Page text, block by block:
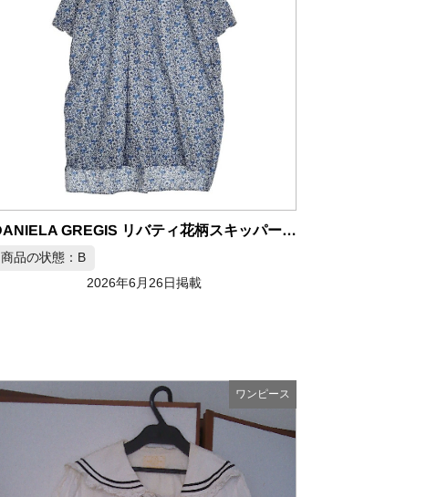
DANIELA GREGIS リバティ花柄スキッパー ドロップショルダー ワンピース
商品の状態：B
2026年6月26日掲載
ワンピース